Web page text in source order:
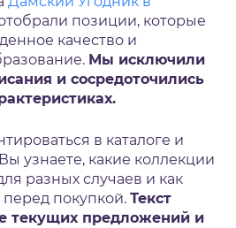
позиции, которые
качество и
Мы исключили
и сосредоточились
в каталоге и
узнаете, какие коллекции
разных случаев и как
покупкой. Текст
текущих предложений и